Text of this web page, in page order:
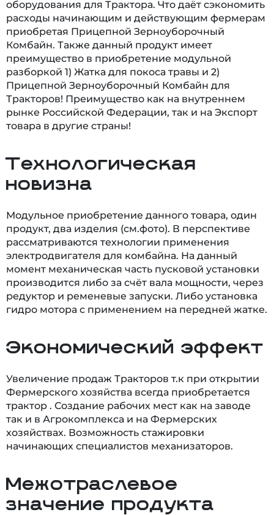
оборудования для Трактора. Что даёт сэкономить
расходы начинающим и действующим фермерам
приобретая Прицепной Зерноуборочный
Комбайн. Также данный продукт имеет
преимущество в приобретение модульной
разборкой 1) Жатка для покоса травы и 2)
Прицепной Зерноуборочный Комбайн для
Тракторов! Преимущество как на внутреннем
рынке Российской Федерации, так и на Экспорт
товара в другие страны!
Технологическая
новизна
Модульное приобретение данного товара, один
продукт, два изделия (см.фото). В перспективе
рассматриваются технологии применения
электродвигателя для комбайна. На данный
момент механическая часть пусковой установки
производится либо за счёт вала мощности, через
редуктор и ременевые запуски. Либо установка
гидро мотора с применением на передней жатке.
Экономический эффект
Увеличение продаж Тракторов т.к при открытии
Фермерского хозяйства всегда приобретается
трактор . Создание рабочих мест как на заводе
так и в Агрокомплекса и на Фермерских
хозяйствах. Возможность стажировки
начинающих специалистов механизаторов.
Межотраслевое
значение продукта